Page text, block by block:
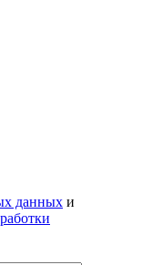
данных и